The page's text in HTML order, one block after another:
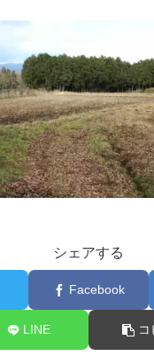
シェアする
Facebook
LINE コ